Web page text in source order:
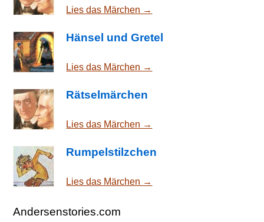
Lies das Märchen →
Hänsel und Gretel
Lies das Märchen →
Rätselmärchen
Lies das Märchen →
Rumpelstilzchen
Lies das Märchen →
Andersenstories.com